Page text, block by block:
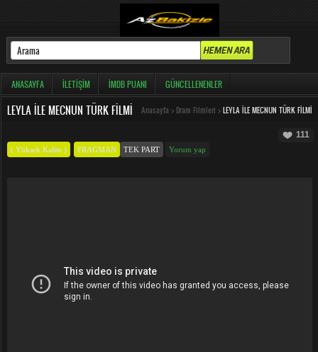
ANASAYFA İLETIŞIM İMDB PUANI GÜNCELLENENLER
LEYLA ILE MECNUN TÜRK FILMI Anasayfa > Dram Filmleri > LEYLA ILE MECNUN TÜRK FILMI
111
( Yüksek Kalite ) FRAGMAN TEK PART Yorum yap